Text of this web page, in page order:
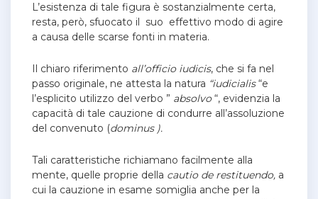
L’esistenza di tale figura è sostanzialmente certa,
resta, però, sfuocato il suo effettivo modo di agire
a causa delle scarse fonti in materia.
Il chiaro riferimento all’officio iudicis, che si fa nel
passo originale, ne attesta la natura “iudicialis“e
l’esplicito utilizzo del verbo ” absolvo“, evidenzia la
capacità di tale cauzione di condurre all’assoluzione
del convenuto (dominus ).
Tali caratteristiche richiamano facilmente alla
mente, quelle proprie della cautio de restituendo, a
cui la cauzione in esame somiglia anche per la